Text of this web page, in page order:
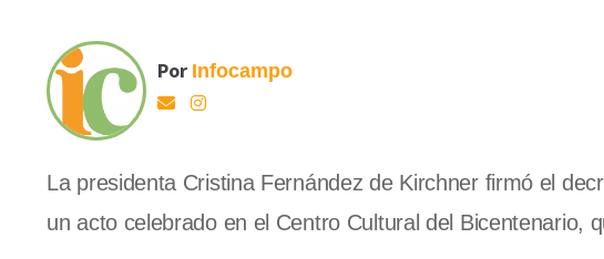
Por Infocampo
La presidenta Cristina Fernández de Kirchner firmó el
un acto celebrado en el Centro Cultural del Bicentenario,